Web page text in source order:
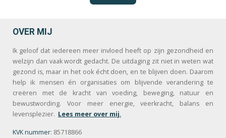
OVER MIJ
Ik geloof dat iedereen meer invloed heeft op zijn gezondheid en
welzijn dan vaak wordt gedacht. De uitdaging zit niet in weten wat
gezond is, maar in het ook écht doen, en te blijven doen. Daarom
help ik mensen én organisaties om blijvende verandering te
creëren met de kracht van voeding, beweging, natuur en
bewustwording. Voor meer energie, veerkracht, balans en
levensplezier. Lees meer over mij.
KVK nummer: 85718866